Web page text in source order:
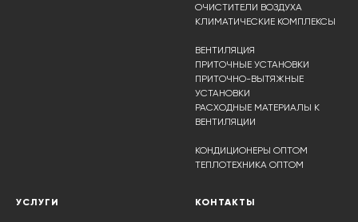
ОЧИСТИТЕЛИ ВОЗДУХА
КЛИМАТИЧЕСКИЕ КОМПЛЕКСЫ
ВЕНТИЛЯЦИЯ
ПРИТОЧНЫЕ УСТАНОВКИ
ПРИТОЧНО-ВЫТЯЖНЫЕ
УСТАНОВКИ
РАСХОДНЫЕ МАТЕРИАЛЫ К
ВЕНТИЛЯЦИИ
КОНДИЦИОНЕРЫ ОПТОМ
ТЕПЛОТЕХНИКА ОПТОМ
УСЛУГИ КОНТАКТЫ